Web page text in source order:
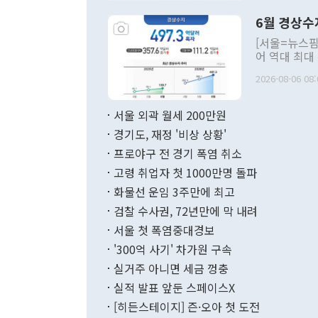
주의적 희망
관의 대북
관 부처 장
관의 무리한
다. [정동영 통일부 장관이 지난달 23일 오후 서울 종로구 정부서울청사에
무너졌다고
함께 4자 대
"우리의 선
6월 경상
[서울=뉴스
어 역대 최
료=한국은행] 한국은행이 6일 발표한 '2026년 6월 국제수지(잠정)'
며 월간 기
196.9% 급
수출은
기록했지만
로 전환됐다.
2026-08-06
서울 외곽 월세 200만원
경기도, 재정 '비상 상황'
프로야구 전 경기 폭염 취소
고령 취업자 첫 1000만명 돌파
화물선 운임 3주만에 최고
검찰 수사권, 72년만에 막 내려
서울 첫 폭염중대경보
'300억 사기' 차가원 구속
실거주 아니면 세금 껑충
실적 발표 앞둔 스페이스X
[히든스테이지] 즌·오아 첫 도전